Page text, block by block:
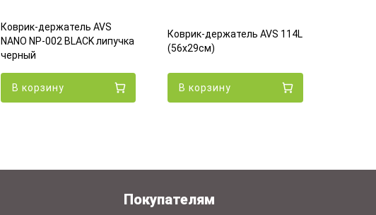
Коврик-держатель AVS
NANO NP-002 BLACK липучка
черный
В корзину
Коврик-держатель AVS 114L
(56х29см)
В корзину
Покупателям